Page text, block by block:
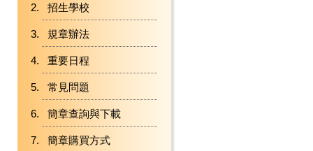
招生學校
規章辦法
重要日程
常見問題
簡章查詢與下載
簡章購買方式